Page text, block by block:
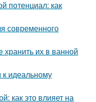
потенциал: как
современного
хранить их в ванной
идеальному
как это влияет на